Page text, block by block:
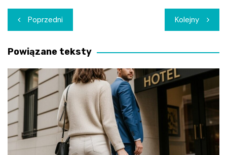
Nawigacja
wpisu
Poprzedni Kolejny
Powiązane teksty